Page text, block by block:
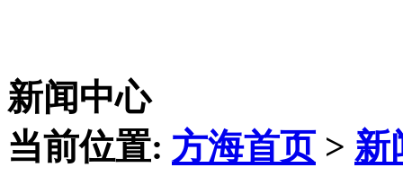
新闻中心
当前位置: 方海首页> 新